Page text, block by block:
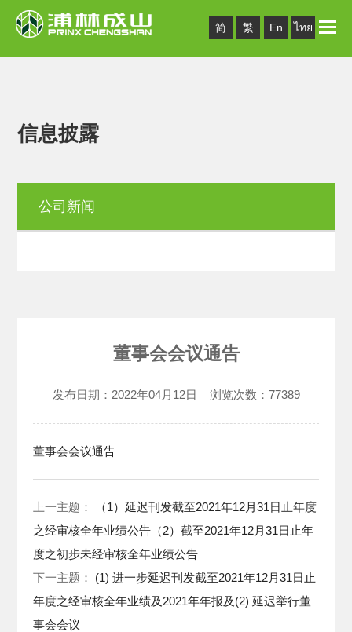
简 繁 En ไทย Toggle
信息披露
公司新闻
董事会会议通告
发布日期： 2022年04月12日 浏览次数： 77389
董事会会议通告
上一主题：
（1）延迟刊发截至2021年12月31日止年度
之经审核全年业绩公告（2）截至2021年12月31日止年
度之初步未经审核全年业绩公告
下一主题： (1) 进一步延迟刊发截至2021年12月31日止
年度之经审核全年业绩及2021年年报及(2) 延迟举行董
事会会议